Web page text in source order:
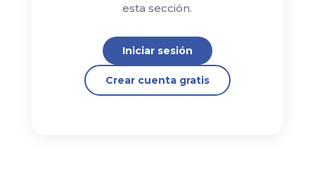
esta sección.
Iniciar sesión
Crear cuenta gratis